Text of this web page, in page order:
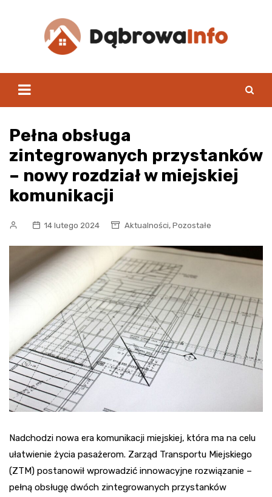
Pełna obsługa
zintegrowanych przystanków
– nowy rozdział w miejskiej
komunikacji
14 lutego 2024 Aktualności, Pozostałe
Nadchodzi nowa era komunikacji miejskiej, która ma na celu
ułatwienie życia pasażerom. Zarząd Transportu Miejskiego
(ZTM) postanowił wprowadzić innowacyjne rozwiązanie –
pełną obsługę dwóch zintegrowanych przystanków